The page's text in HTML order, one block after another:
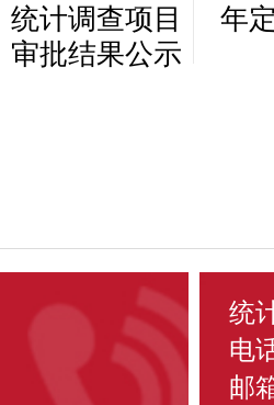
统计调查项目
审批结果公示
年
统
电
邮